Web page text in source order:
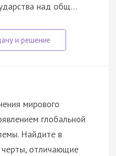
над общ…
мирового
глобальной
Найдите в
черты, отличающие